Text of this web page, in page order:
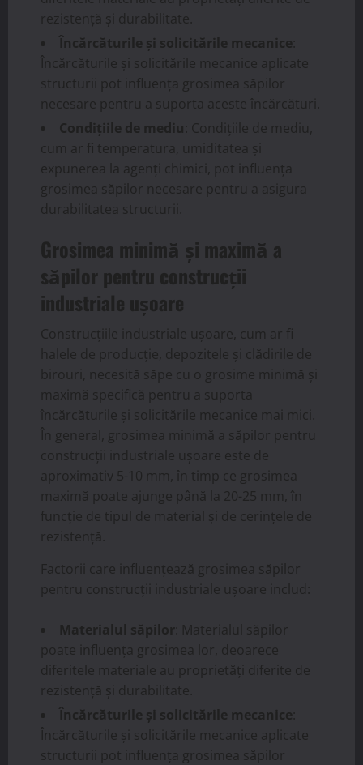
rezistență și durabilitate.
Încărcăturile și solicitările mecanice
Încărcăturile și solicitările mecanice aplicate
structurii pot influența grosimea săpilor
necesare pentru a suporta aceste încărcături.
Condițiile de mediu : Condițiile de mediu,
cum ar fi temperatura, umiditatea și
expunerea la agenți chimici, pot influența
grosimea săpilor necesare pentru a asigura
durabilitatea structurii.
Grosimea minimă și maximă a
săpilor pentru construcții
industriale ușoare
Construcțiile industriale ușoare, cum ar fi
halele de producție, depozitele și clădirile de
birouri, necesită săpe cu o grosime minimă și
maximă specifică pentru a suporta
încărcăturile și solicitările mecanice mai mici.
În general, grosimea minimă a săpilor pentru
construcții industriale ușoare este de
aproximativ 5-10 mm, în timp ce grosimea
maximă poate ajunge până la 20-25 mm, în
funcție de tipul de material și de cerințele de
rezistență.
Factorii care influențează grosimea săpilor
pentru construcții industriale ușoare includ:
Materialul săpilor : Materialul săpilor
poate influența grosimea lor, deoarece
diferitele materiale au proprietăți diferite de
rezistență și durabilitate.
Încărcăturile și solicitările mecanice
Încărcăturile și solicitările mecanice aplicate
structurii pot influența grosimea săpilor